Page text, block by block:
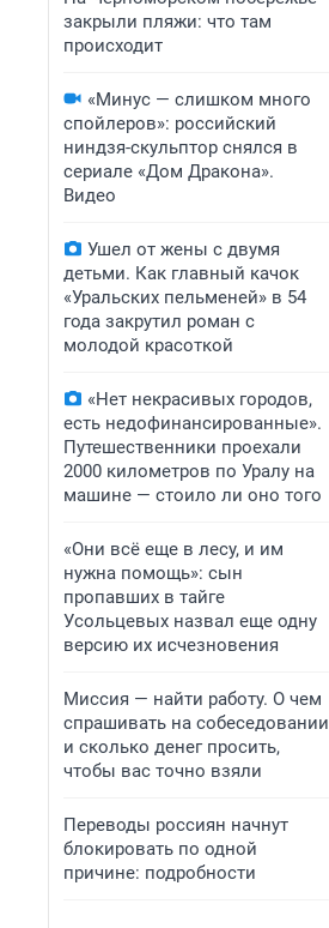
закрыли пляжи: что там
происходит
«Минус — слишком много
спойлеров»: российский
ниндзя-скульптор снялся в
сериале «Дом Дракона».
Видео
Ушел от жены с двумя
детьми. Как главный качок
«Уральских пельменей» в 54
года закрутил роман с
молодой красоткой
«Нет некрасивых городов,
есть недофинансированные».
Путешественники проехали
2000 километров по Уралу на
машине — стоило ли оно того
«Они всё еще в лесу, и им
нужна помощь»: сын
пропавших в тайге
Усольцевых назвал еще одну
версию их исчезновения
Миссия — найти работу. О чем
спрашивать на собеседовании
и сколько денег просить,
чтобы вас точно взяли
Переводы россиян начнут
блокировать по одной
причине: подробности